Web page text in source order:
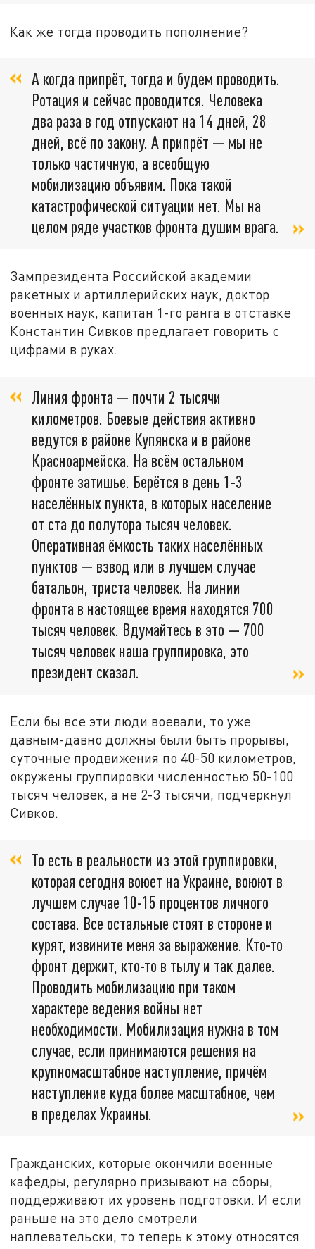
Как же тогда проводить пополнение?
А когда припрёт, тогда и будем проводить.
Ротация и сейчас проводится. Человека
два раза в год отпускают на 14 дней, 28
дней, всё по закону. А припрёт — мы не
только частичную, а всеобщую
мобилизацию объявим. Пока такой
катастрофической ситуации нет. Мы на
целом ряде участков фронта душим врага.
Зампрезидента Российской академии
ракетных и артиллерийских наук, доктор
военных наук, капитан 1-го ранга в отставке
Константин Сивков предлагает говорить с
цифрами в руках.
Линия фронта — почти 2 тысячи
километров. Боевые действия активно
ведутся в районе Купянска и в районе
Красноармейска. На всём остальном
фронте затишье. Берётся в день 1-3
населённых пункта, в которых население
от ста до полутора тысяч человек.
Оперативная ёмкость таких населённых
пунктов — взвод или в лучшем случае
батальон, триста человек. На линии
фронта в настоящее время находятся 700
тысяч человек. Вдумайтесь в это — 700
тысяч человек наша группировка, это
президент сказал.
Если бы все эти люди воевали, то уже
давным-давно должны были быть прорывы,
суточные продвижения по 40-50 километров,
окружены группировки численностью 50-100
тысяч человек, а не 2-3 тысячи, подчеркнул
Сивков.
То есть в реальности из этой группировки,
которая сегодня воюет на Украине, воюют в
лучшем случае 10-15 процентов личного
состава. Все остальные стоят в стороне и
курят, извините меня за выражение. Кто-то
фронт держит, кто-то в тылу и так далее.
Проводить мобилизацию при таком
характере ведения войны нет
необходимости. Мобилизация нужна в том
случае, если принимаются решения на
крупномасштабное наступление, причём
наступление куда более масштабное, чем
в пределах Украины.
Гражданских, которые окончили военные
кафедры, регулярно призывают на сборы,
поддерживают их уровень подготовки. И если
раньше на это дело смотрели
наплевательски, то теперь к этому относятся